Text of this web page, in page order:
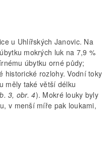
u Uhlířských Janovic. Na
mokrých luk na 7,9 %
úbytku orné půdy;
historické rozlohy. Vodní toky
měly také větší délku
3, obr. 4). Mokré louky byly
v menší míře pak loukami,